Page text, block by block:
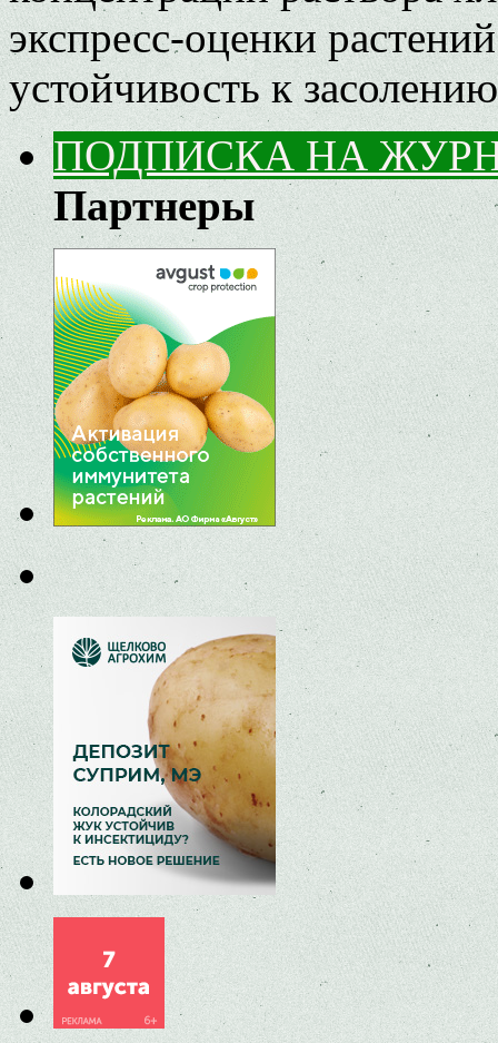
экспресс-оценки
устойчивость к засолению
ПОДПИСКА НА
Партнеры